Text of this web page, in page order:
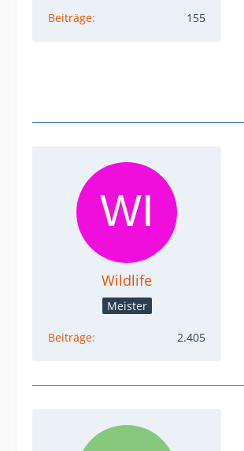
Beiträge 155
Wildlife
Meister
Beiträge 2.405